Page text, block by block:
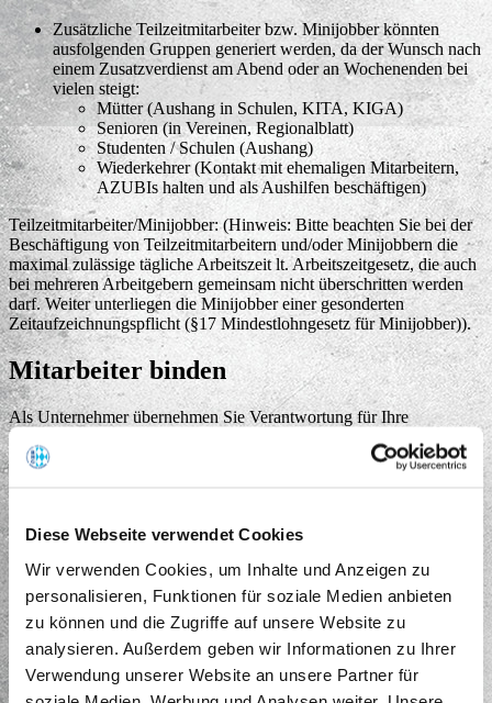
Diese Webseite verwendet Cookies
Wir verwenden Cookies, um Inhalte und Anzeigen zu
personalisieren, Funktionen für soziale Medien anbieten
zu können und die Zugriffe auf unsere Website zu
analysieren. Außerdem geben wir Informationen zu Ihrer
Verwendung unserer Website an unsere Partner für
Zusätzliche Teilzeitmitarbeiter bzw. Minijobber könnten
ausfolgenden Gruppen generiert werden, da der Wunsch nach
einem Zusatzverdienst am Abend oder an Wochenenden bei
vielen steigt:
Mütter (Aushang in Schulen, KITA, KIGA)
Senioren (in Vereinen, Regionalblatt)
Studenten / Schulen (Aushang)
Wiederkehrer (Kontakt mit ehemaligen Mitarbeitern,
AZUBIs halten und als Aushilfen beschäftigen)
Teilzeitmitarbeiter/Minijobber: (Hinweis: Bitte beachten Sie bei der
Beschäftigung von Teilzeitmitarbeitern und/oder Minijobbern die
maximal zulässige tägliche Arbeitszeit lt. Arbeitszeitgesetz, die auch
bei mehreren Arbeitgebern gemeinsam nicht überschritten werden
darf. Weiter unterliegen die Minijobber einer gesonderten
Zeitaufzeichnungspflicht (§17 Mindestlohngesetz für Minijobber)).
Mitarbeiter binden
Als Unternehmer übernehmen Sie Verantwortung für Ihre
Mitarbeiter und sollten Rahmenbedingungen für ein gutes
Arbeitsumfeld schaffen. Die professionelle Mitarbeiterführung stellt
die Basis dar, um die Mitarbeiter langfristig an das Unternehmen zu
Entlohnung die Voraussetzungen dar.
Wir empfehlen:
Neue Fachkenntnisse im Bereich Mitarbeiterführung, die stets beim
Unternehmer selbst zuerst vorhanden sein sollten. Ihnen stehen
mehrere Möglichkeiten zur Verfügung neue Fachkenntnisse in
diesem Bereich zu erwerben: